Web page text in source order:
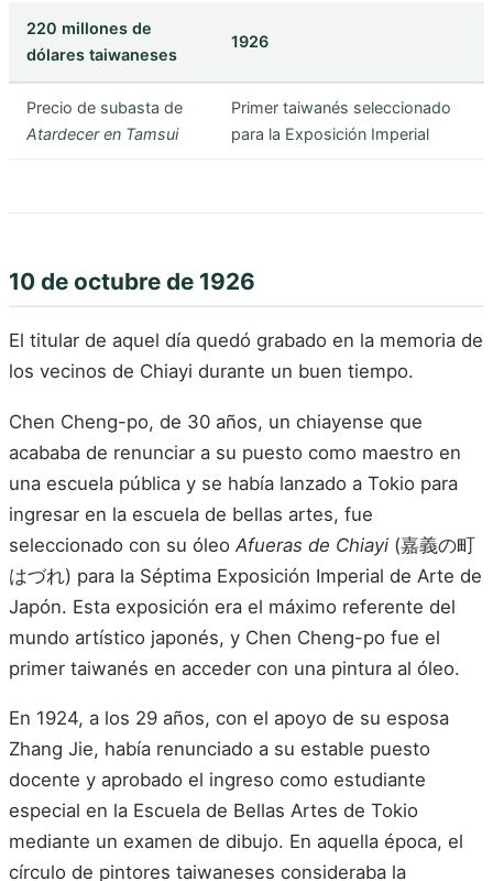
220 millones de
dólares taiwaneses
1926
Precio de subasta de
Atardecer en Tamsui
Primer taiwanés seleccionado
para la Exposición Imperial
10 de octubre de 1926
El titular de aquel día quedó grabado en la memoria de
los vecinos de Chiayi durante un buen tiempo.
Chen Cheng-po, de 30 años, un chiayense que
acababa de renunciar a su puesto como maestro en
una escuela pública y se había lanzado a Tokio para
ingresar en la escuela de bellas artes, fue
seleccionado con su óleo Afueras de Chiayi (嘉義の町
はづれ) para la Séptima Exposición Imperial de Arte de
Japón. Esta exposición era el máximo referente del
mundo artístico japonés, y Chen Cheng-po fue el
primer taiwanés en acceder con una pintura al óleo.
En 1924, a los 29 años, con el apoyo de su esposa
Zhang Jie, había renunciado a su estable puesto
docente y aprobado el ingreso como estudiante
especial en la Escuela de Bellas Artes de Tokio
mediante un examen de dibujo. En aquella época, el
círculo de pintores taiwaneses consideraba la